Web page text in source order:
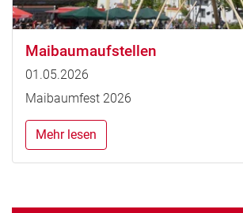
Maibaumaufstellen
01.05.2026
Maibaumfest 2026
Mehr lesen